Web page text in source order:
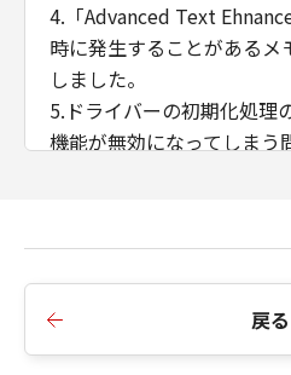
4.「Advanced Text
時に発生することがある
しました。
5.ドライバーの初期化処理
機能が無効になってしまう
8.ドライバー設定ツールに
ブを追加しました。
戻る